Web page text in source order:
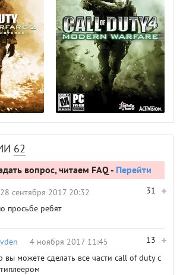
62
вопрос, читаем FAQ - Перейти
31
28 сентября 2017 20:32
просьбе ребят
13
4 ноября 2017 11:45
вы можете сделать все части call of duty с